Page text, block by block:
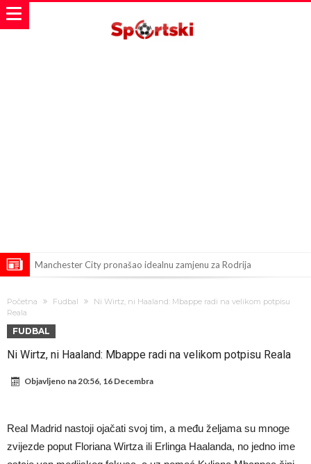
Manchester City pronašao idealnu zamjenu za Rodrija
Atletico prati situaciju.
GOTOVO JE! Čelsi dovodi novog lijevog beka – transfer vrijedan 21
milion eura
Atletico Madrid donosi neočekivanu odluku!
Rafael Leao dobio novu ponudu iz Turske
City prodao rezervnog golmana za 50 miliona eura
Istina konačno isplivala na površinu! Rodri ponizio Real Madrid kao
Početna Fudbal
Ni Wirtz, ni Haaland: Mbappe radi na velikom potpisu
Reala
FUDBAL
Ni Wirtz, ni Haaland: Mbappe radi na velikom potpisu Reala
Objavljeno na20:56, 16 Decembra
Real Madrid nastoji ojačati svoj tim, a među željama su mnoge
zvijezde poput Floriana Wirtza ili Erlinga Haalanda, no jedno ime